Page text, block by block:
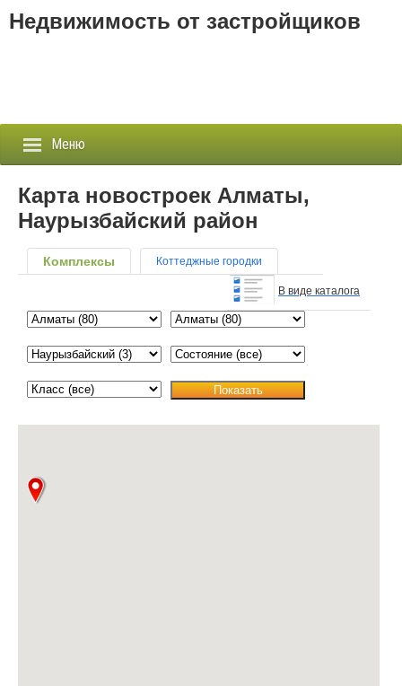
Недвижимость от застройщиков
Меню
Застройщики
Новостройки
Новости
События
Агентства
Карта новостроек Алматы,
Наурызбайский район
Комплексы Коттеджные городки
В виде каталога
Показать